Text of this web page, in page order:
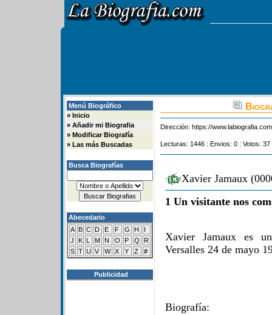
Menú Biográfico
» Inicio
» Añadir mi Biografia
» Modificar Biografía
» Las más Buscadas
Busca Biografías
Abecedario
A B C D E F G H
I
J
K L M N O P Q
R
S T U V W X Y Z #
Publicidad
Dirección: https://
Lecturas: 1446 : Envios: 0 : Votos:
Xavier Jamaux
1 Un visitante nos
Xavier Jamaux es
Versalles 24 de mayo
Biografía: